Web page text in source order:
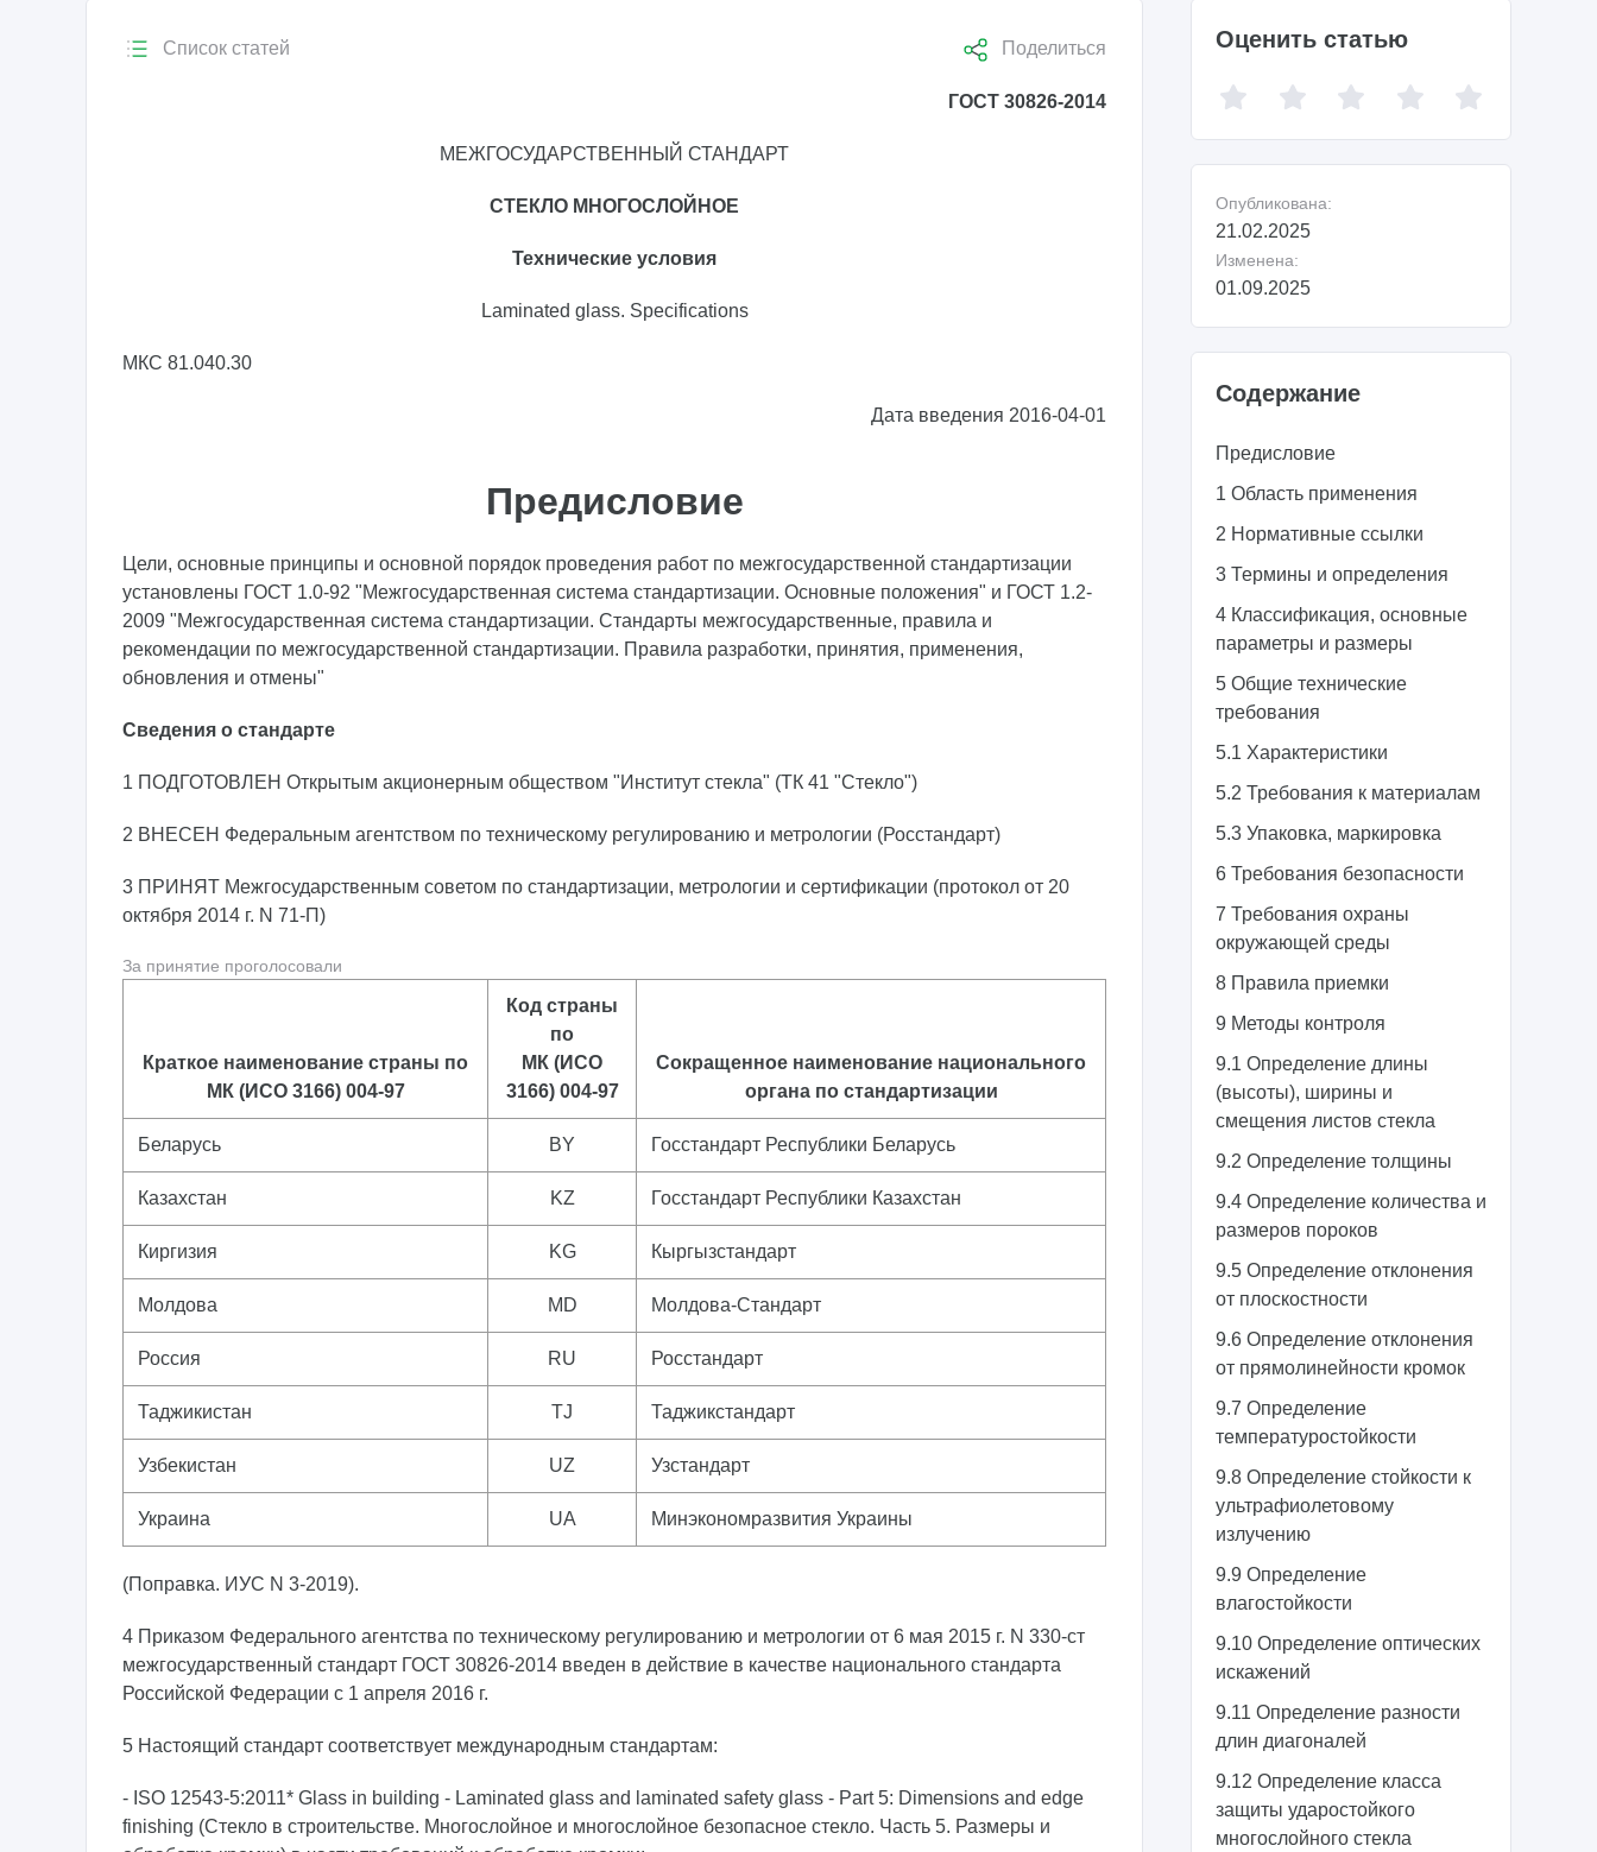
Список статей Поделиться
ГОСТ 30826-2014
МЕЖГОСУДАРСТВЕННЫЙ СТАНДАРТ
СТЕКЛО МНОГОСЛОЙНОЕ
Технические условия
Laminated glass. Specifications
МКС 81.040.30
Дата введения 2016-04-01
Предисловие
Цели, основные принципы и основной порядок проведения работ по межгосударственной стандартизации
установлены ГОСТ 1.0-92 "Межгосударственная система стандартизации. Основные положения" и ГОСТ 1.2-
2009 "Межгосударственная система стандартизации. Стандарты межгосударственные, правила и
рекомендации по межгосударственной стандартизации. Правила разработки, принятия, применения,
обновления и отмены"
Сведения о стандарте
1 ПОДГОТОВЛЕН Открытым акционерным обществом "Институт стекла" (ТК 41 "Стекло")
2 ВНЕСЕН Федеральным агентством по техническому регулированию и метрологии (Росстандарт)
3 ПРИНЯТ Межгосударственным советом по стандартизации, метрологии и сертификации (протокол от 20
октября 2014 г. N 71-П)
За принятие проголосовали
Краткое наименование страны по
МК (ИСО 3166) 004-97
Код страны
по
МК (ИСО
3166) 004-97
Сокращенное наименование национального
органа по стандартизации
Беларусь BY Госстандарт Республики Беларусь
Казахстан KZ Госстандарт Республики Казахстан
Киргизия KG Кыргызстандарт
Молдова MD Молдова-Стандарт
Россия RU Росстандарт
Таджикистан TJ Таджикстандарт
Узбекистан UZ Узстандарт
Украина UA Минэкономразвития Украины
(Поправка. ИУС N 3-2019).
4 Приказом Федерального агентства по техническому регулированию и метрологии от 6 мая 2015 г. N 330-ст
межгосударственный стандарт ГОСТ 30826-2014 введен в действие в качестве национального стандарта
Российской Федерации с 1 апреля 2016 г.
5 Настоящий стандарт соответствует международным стандартам:
- ISO 12543-5:2011* Glass in building - Laminated glass and laminated safety glass - Part 5: Dimensions and edge
finishing (Стекло в строительстве. Многослойное и многослойное безопасное стекло. Часть 5. Размеры и
Оценить статью
Опубликована:
21.02.2025
Изменена:
01.09.2025
Содержание
Предисловие
1 Область применения
2 Нормативные ссылки
3 Термины и определения
4 Классификация, основные
параметры и размеры
5 Общие технические
требования
5.1 Характеристики
5.2 Требования к материалам
5.3 Упаковка, маркировка
6 Требования безопасности
7 Требования охраны
окружающей среды
8 Правила приемки
9 Методы контроля
9.1 Определение длины
(высоты), ширины и
смещения листов стекла
9.2 Определение толщины
9.4 Определение количества и
размеров пороков
9.5 Определение отклонения
от плоскостности
9.6 Определение отклонения
от прямолинейности кромок
9.7 Определение
температуростойкости
9.8 Определение стойкости к
ультрафиолетовому
излучению
9.9 Определение
влагостойкости
9.10 Определение оптических
искажений
9.11 Определение разности
длин диагоналей
9.12 Определение класса
защиты ударостойкого
многослойного стекла